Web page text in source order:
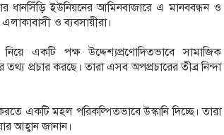
ইউনিয়নের আমিনবাজারে এ মানববন্ধন ও
ও ব্যবসায়ীরা।
একটি পক্ষ উদ্দেশ্যপ্রণোদিতভাবে সামাজিক
তথ্য প্রচার করছে। তারা এসব অপপ্রচারের তীব্র নিন্দা
একটি মহল পরিকল্পিতভাবে উস্কানি দিচ্ছে। তারা
আহ্বান জানান।